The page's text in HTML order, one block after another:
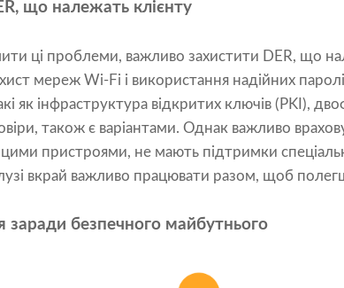
що належать клієнту
ці проблеми, важливо захистити DER, що
мереж Wi-Fi і використання надійних
як інфраструктура відкритих ключів (PKI),
також є варіантами. Однак важливо
пристроями, не мають підтримки
вкрай важливо працювати разом, щоб
заради безпечного майбутнього